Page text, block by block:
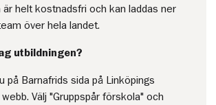
är helt kostnadsfri och kan laddas ner
över hela landet.
utbildningen?
på Barnafrids sida på Linköpings
Välj "Gruppspår förskola" och